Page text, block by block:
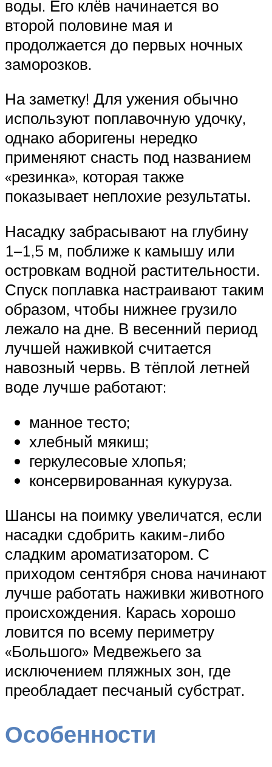
воды. Его клёв начинается во
второй половине мая и
продолжается до первых ночных
заморозков.
На заметку! Для ужения обычно
используют поплавочную удочку,
однако аборигены нередко
применяют снасть под названием
«резинка», которая также
показывает неплохие результаты.
Насадку забрасывают на глубину
1–1,5 м, поближе к камышу или
островкам водной растительности.
Спуск поплавка настраивают таким
образом, чтобы нижнее грузило
лежало на дне. В весенний период
лучшей наживкой считается
навозный червь. В тёплой летней
воде лучше работают:
манное тесто;
хлебный мякиш;
геркулесовые хлопья;
консервированная кукуруза.
Шансы на поимку увеличатся, если
насадки сдобрить каким-либо
сладким ароматизатором. С
приходом сентября снова начинают
лучше работать наживки животного
происхождения. Карась хорошо
ловится по всему периметру
«Большого» Медвежьего за
исключением пляжных зон, где
преобладает песчаный субстрат.
Особенности